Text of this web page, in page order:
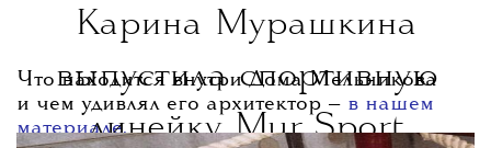
Что находится внутри Дома Мельникова
и чем удивлял его архитектор — в нашем
материале.
Карина Мурашкина
выпустила спортивную
линейку Mur Sport